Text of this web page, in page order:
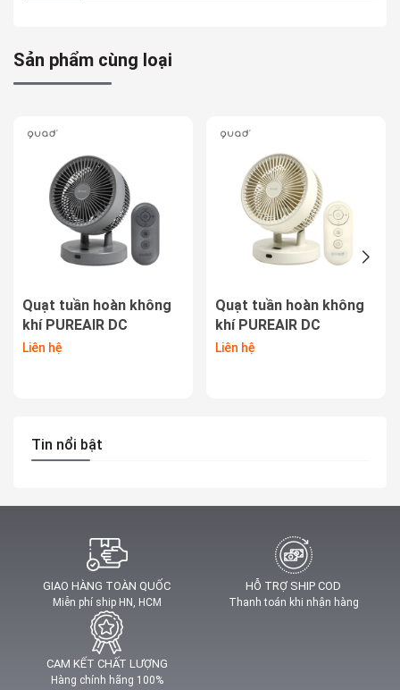
Sản phẩm cùng loại
Quạt tuần hoàn không
khí PUREAIR DC
QS302GY
Liên hệ
Quạt tuần hoàn không
khí PUREAIR DC
QS302IV
Liên hệ
Tin nổi bật
GIAO HÀNG TOÀN QUỐC
Miễn phí ship HN, HCM
HỖ TRỢ SHIP COD
Thanh toán khi nhận hàng
CAM KẾT CHẤT LƯỢNG
Hàng chính hãng 100%